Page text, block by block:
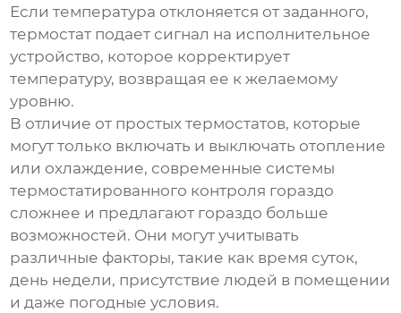
Если температура отклоняется от заданного,
термостат подает сигнал на исполнительное
устройство, которое корректирует
температуру, возвращая ее к желаемому
уровню.
В отличие от простых термостатов, которые
могут только включать и выключать отопление
или охлаждение, современные системы
термостатированного контроля гораздо
сложнее и предлагают гораздо больше
возможностей. Они могут учитывать
различные факторы, такие как время суток,
день недели, присутствие людей в помещении
и даже погодные условия.